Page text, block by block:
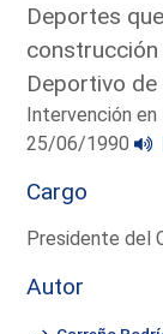
Deportes
Deportivo de
Intervención en
25/06/1990
Cargo
Presidente del
Autor